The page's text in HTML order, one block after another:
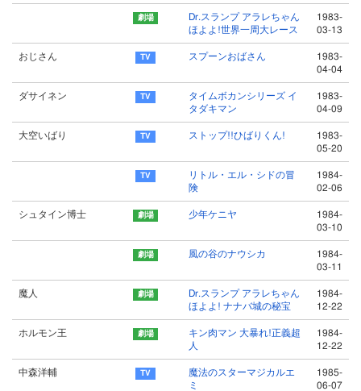
Dr.スランプ アラレちゃん
ほよよ!世界一周大レース
1983-
03-13
おじさん スプーンおばさん
1983-
04-04
ダサイネン
タイムボカンシリーズ イ
タダキマン
1983-
04-09
大空いばり ストップ!!ひばりくん!
1983-
05-20
リトル・エル・シドの冒
険
1984-
02-06
シュタイン博士 少年ケニヤ
1984-
03-10
風の谷のナウシカ
1984-
03-11
魔人
Dr.スランプ アラレちゃん
ほよよ! ナナバ城の秘宝
1984-
12-22
ホルモン王
キン肉マン 大暴れ!正義超
人
1984-
12-22
中森洋輔
魔法のスターマジカルエ
ミ
1985-
06-07